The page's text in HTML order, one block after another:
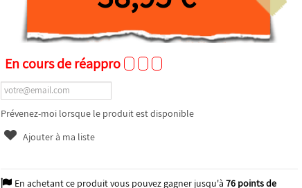
En cours de réappro
Prévenez-moi lorsque le produit est disponible
Ajouter à ma liste
En achetant ce produit vous pouvez gagner jusqu'à 76points de